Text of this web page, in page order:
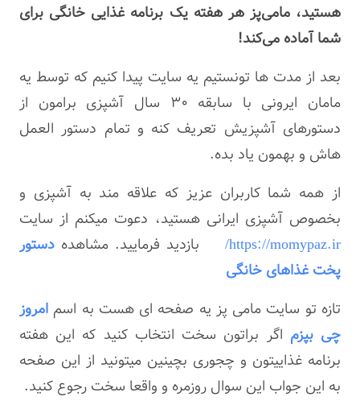
هستید، مامی‌پز هر هفته یک برنامه غذایی خانگی برای
شما آماده می‌کند!
بعد از مدت ها تونستیم یه سایت پیدا کنیم که توسط یه
مامان ایرونی با سابقه 30 سال آشپزی برامون از
دستورهای آشپزیش تعریف کنه و تمام دستور العمل
هاش و بهمون یاد بده.
از همه شما کاربران عزیز که علاقه مند به آشپزی و
بخصوص آشپزی ایرانی هستید، دعوت میکنم از سایت
https://momypaz.ir/
بازدید فرمایید. مشاهده دستور
پخت غذاهای خانگی
تازه تو سایت مامی پز یه صفحه ای هست به اسم امروز
چی بپزم اگر براتون سخت انتخاب کنید که این هفته
برنامه غذاییتون و چجوری بچینین میتونید از این صفحه
به این جواب این سوال روزمره و واقعا سخت رجوع کنید.